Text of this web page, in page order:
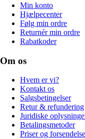
Min konto
Hjælpecenter
Følg min ordre
Returnér min ordre
Rabatkoder
Om os
Hvem er vi?
Kontakt os
Salgsbetingelser
Retur & refundering
Juridiske
Betalingsmetoder
Priser og